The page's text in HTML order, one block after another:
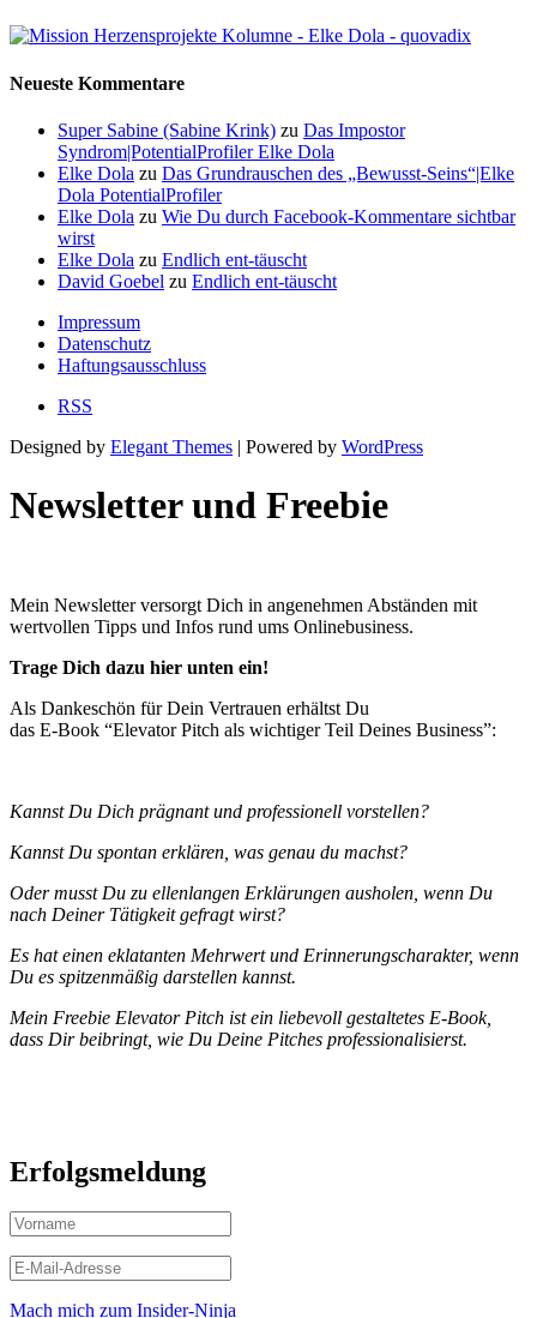
Neueste Kommentare
Super Sabine (Sabine Krink) zu Das Impostor
Syndrom|PotentialProfiler Elke Dola
Elke Dola zu Das Grundrauschen des „Bewusst-Seins“|Elke
Dola PotentialProfiler
Elke Dola zu Wie Du durch Facebook-Kommentare sichtbar
wirst
Elke Dola zu Endlich ent-täuscht
David Goebel zu Endlich ent-täuscht
Impressum
Datenschutz
Haftungsausschluss
RSS
Designed by Elegant Themes | Powered by WordPress
Newsletter und Freebie
Mein Newsletter versorgt Dich in angenehmen Abständen mit
wertvollen Tipps und Infos rund ums Onlinebusiness.
Trage Dich dazu hier unten ein!
Als Dankeschön für Dein Vertrauen erhältst Du
das E-Book “Elevator Pitch als wichtiger Teil Deines Business”:
Kannst Du Dich prägnant und professionell vorstellen?
Kannst Du spontan erklären, was genau du machst?
Oder musst Du zu ellenlangen Erklärungen ausholen, wenn Du
nach Deiner Tätigkeit gefragt wirst?
Es hat einen eklatanten Mehrwert und Erinnerungscharakter, wenn
Du es spitzenmäßig darstellen kannst.
Mein Freebie Elevator Pitch ist ein liebevoll gestaltetes E-Book,
dass Dir beibringt, wie Du Deine Pitches professionalisierst.
Erfolgsmeldung
Mach mich zum Insider-Ninja